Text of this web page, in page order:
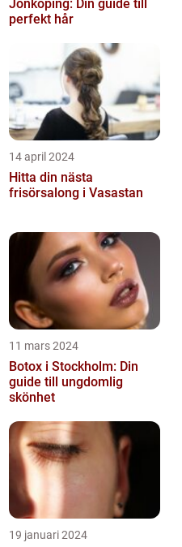
Jönköping: Din guide till
perfekt hår
14 april 2024
Hitta din nästa
frisörsalong i Vasastan
11 mars 2024
Botox i Stockholm: Din
guide till ungdomlig
skönhet
19 januari 2024